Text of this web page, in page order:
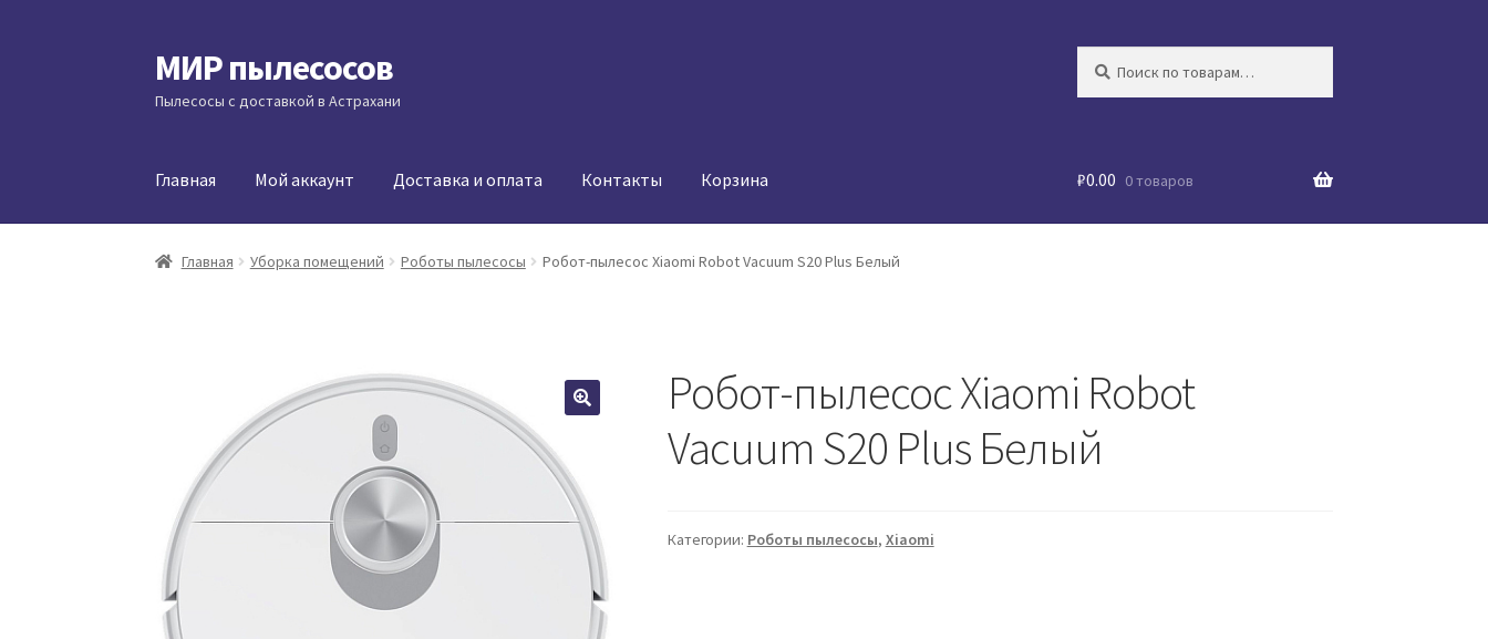
Перейти
к
навигации
Перейти
к
содержимому
МИР пылесосов
Пылесосы с доставкой в Астрахани
Главная Мой аккаунт Доставка и оплата Контакты Корзина ₽0.00 0 товаров
Главная Уборка помещений Роботы пылесосы Робот-пылесос Xiaomi Robot Vacuum S20 Plus Белый
Робот-пылесос Xiaomi Robot
Vacuum S20 Plus Белый
Категории: Роботы пылесосы, Xiaomi